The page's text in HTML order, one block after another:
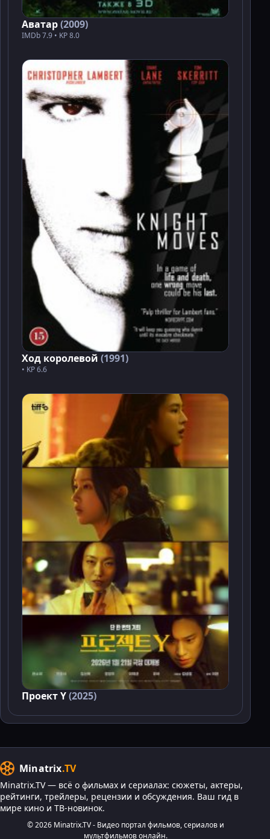
Аватар(2009)
IMDb 7.9 • KP 8.0
Ход королевой (1991)
• KP 6.6
Проект Y(2025)
Minatrix.TV
Minatrix.TV — всё о фильмах и сериалах: сюжеты, актеры,
рейтинги, трейлеры, рецензии и обсуждения. Ваш гид в
мире кино и ТВ-новинок.
© 2026 Minatrix.TV - Видео портал фильмов, сериалов и
мультфильмов онлайн.